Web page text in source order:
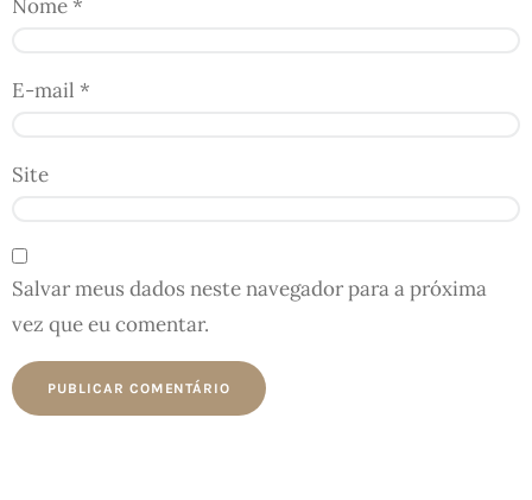
Nome*
E-mail *
Site
Salvar meus dados neste navegador para a próxima
vez que eu comentar.